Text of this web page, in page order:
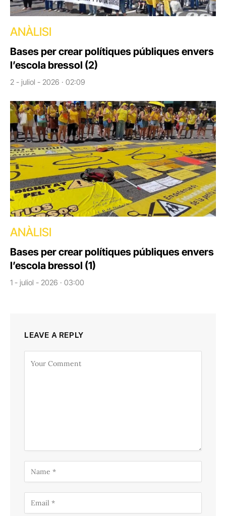
ANÀLISI
Bases per crear polítiques públiques envers
l’escola bressol (2)
2 - juliol - 2026 · 02:09
ANÀLISI
Bases per crear polítiques públiques envers
l’escola bressol (1)
1 - juliol - 2026 · 03:00
LEAVE A REPLY